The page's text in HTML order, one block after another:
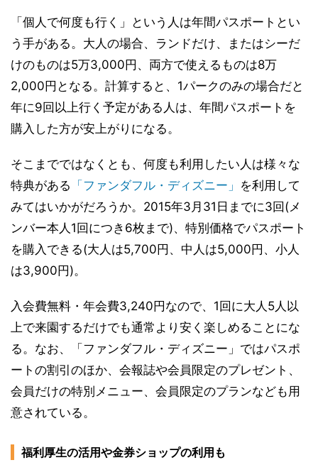
「個人で何度も行く」という人は年間パスポートとい
う手がある。大人の場合、ランドだけ、またはシーだ
けのものは5万3,000円、両方で使えるものは8万
2,000円となる。計算すると、1パークのみの場合だと
年に9回以上行く予定がある人は、年間パスポートを
購入した方が安上がりになる。
そこまでではなくとも、何度も利用したい人は様々な
特典がある 「ファンダフル・ディズニー」 を利用して
みてはいかがだろうか。2015年3月31日までに3回(メ
ンバー本人1回につき6枚まで)、特別価格でパスポート
を購入できる(大人は5,700円、中人は5,000円、小人
は3,900円)。
入会費無料・年会費3,240円なので、1回に大人5人以
上で来園するだけでも通常より安く楽しめることにな
る。なお、「ファンダフル・ディズニー」ではパスポ
ートの割引のほか、会報誌や会員限定のプレゼント、
会員だけの特別メニュー、会員限定のプランなども用
意されている。
福利厚生の活用や金券ショップの利用も